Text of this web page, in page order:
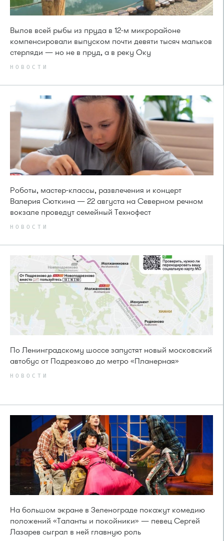
Вылов всей рыбы из пруда в 12-м микрорайоне
компенсировали выпуском почти девяти тысяч мальков
стерляди — но не в пруд, а в реку Оку
НОВОСТИ
Роботы, мастер-классы, развлечения и концерт
Валерия Сюткина — 22 августа на Северном речном
вокзале проведут семейный Технофест
НОВОСТИ
По Ленинградскому шоссе запустят новый московский
автобус от Подрезково до метро «Планерная»
НОВОСТИ
На большом экране в Зеленограде покажут комедию
положений «Таланты и покойники» — певец Сергей
Лазарев сыграл в ней главную роль